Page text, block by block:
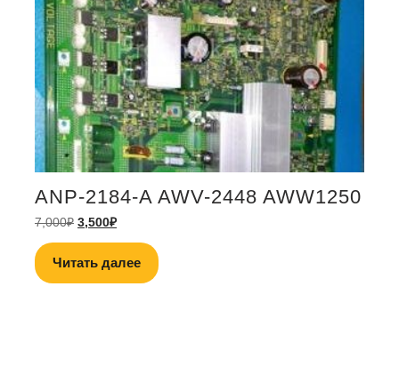
ANP-2184-A AWV-2448 AWW1250
7,000₽ 3,500₽
Читать далее